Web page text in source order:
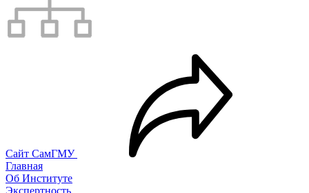
Сайт СамГМУ
Главная
Об Институте
Экспертность